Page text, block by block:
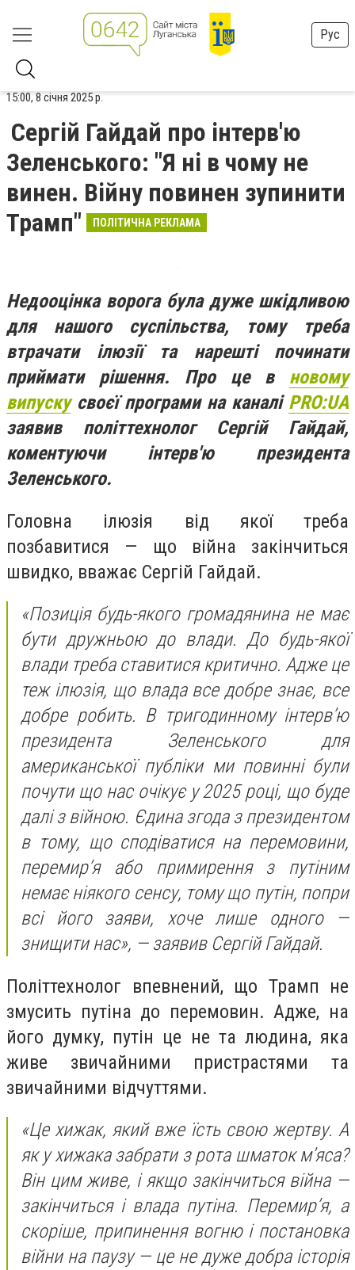
Рус
15:00, 8 січня 2025 р.
Сергій Гайдай про інтерв'ю
Зеленського: "Я ні в чому не
винен. Війну повинен зупинити
Трамп"
ПОЛІТИЧНА РЕКЛАМА
Недооцінка ворога була дуже шкідливою
для нашого суспільства, тому треба
втрачати ілюзії та нарешті починати
приймати рішення. Про це в новому
випускусвоєї програми на каналі PRO:UA
заявив політтехнолог Сергій Гайдай,
коментуючи інтерв'ю президента
Зеленського.
Головна ілюзія від якої треба
позбавитися — що війна закінчиться
швидко, вважає Сергій Гайдай.
«Позиція будь-якого громадянина не має
бути дружньою до влади. До будь-якої
влади треба ставитися критично. Адже це
теж ілюзія, що влада все добре знає, все
добре робить. В тригодинному інтерв’ю
президента Зеленського для
американської публіки ми повинні були
почути що нас очікує у 2025 році, що буде
далі з війною. Єдина згода з президентом
в тому, що сподіватися на перемовини,
перемир’я або примирення з путіним
немає ніякого сенсу, тому що путін, попри
всі його заяви, хоче лише одного —
знищити нас», — заявив Сергій Гайдай.
Політтехнолог впевнений, що Трамп не
змусить путіна до перемовин. Адже, на
його думку, путін це не та людина, яка
живе звичайними пристрастями та
звичайними відчуттями.
«Це хижак, який вже їсть свою жертву. А
як у хижака забрати з рота шматок м’яса?
Він цим живе, і якщо закінчиться війна —
закінчиться і влада путіна. Перемир’я, а
скоріше, припинення вогню і постановка
війни на паузу — це не дуже добра історія